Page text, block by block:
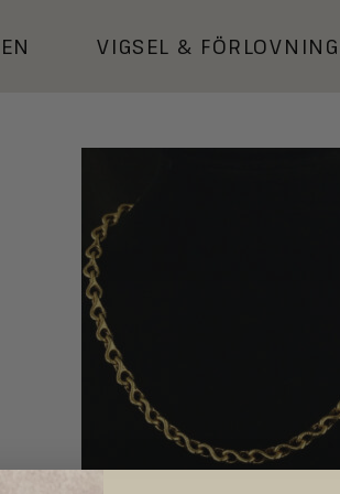
VIGSEL & FÖRLOVNING